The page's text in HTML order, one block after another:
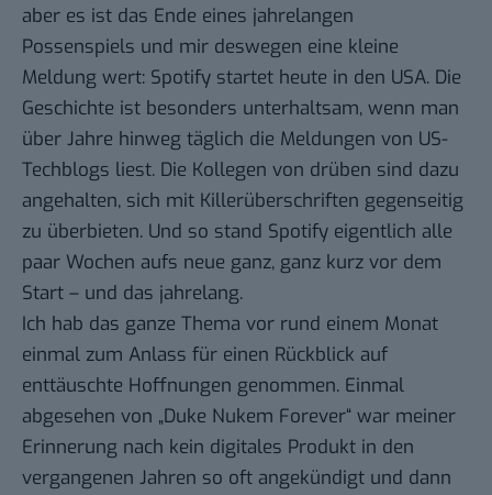
aber es ist das Ende eines jahrelangen
Possenspiels und mir deswegen eine kleine
Meldung wert: Spotify startet heute in den USA. Die
Geschichte ist besonders unterhaltsam, wenn man
über Jahre hinweg täglich die Meldungen von US-
Techblogs liest. Die Kollegen von drüben sind dazu
angehalten, sich mit Killerüberschriften gegenseitig
zu überbieten. Und so stand Spotify eigentlich alle
paar Wochen aufs neue ganz, ganz kurz vor dem
Start – und das jahrelang.
Ich hab das ganze Thema vor rund einem Monat
einmal zum Anlass für einen Rückblick auf
enttäuschte Hoffnungen genommen. Einmal
abgesehen von „Duke Nukem Forever“ war meiner
Erinnerung nach kein digitales Produkt in den
vergangenen Jahren so oft angekündigt und dann